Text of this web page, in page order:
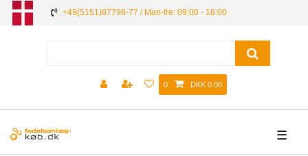
+49(5151)87798-77 / Man-fre: 09:00 - 18:00
0 DKK 0.00
☰